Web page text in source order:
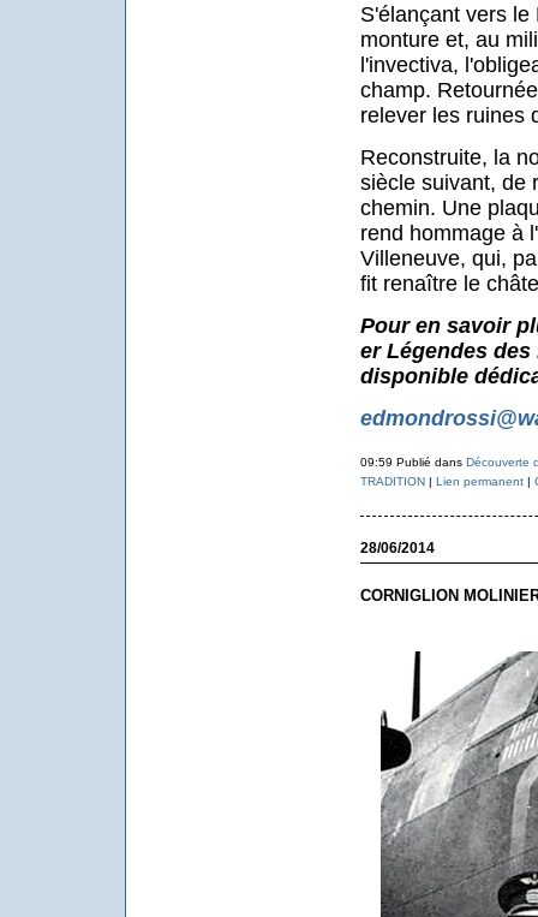
S'élançant vers
monture et, au
l'invectiva,
champ.
relever les ruines
Reconstruite, la
siècle suivant, de
chemin. Une
rend hommage à
Villeneuve, qui,
fit renaître le
Pour en savoir
er Légendes
disponible
09:59 Publié dans Découverte
TRADITION| Lien permanent|
28/06/2014
CORNIGLION